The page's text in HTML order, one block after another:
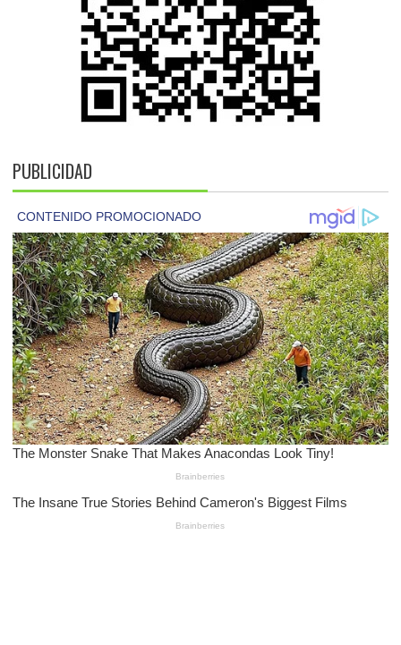
PUBLICIDAD